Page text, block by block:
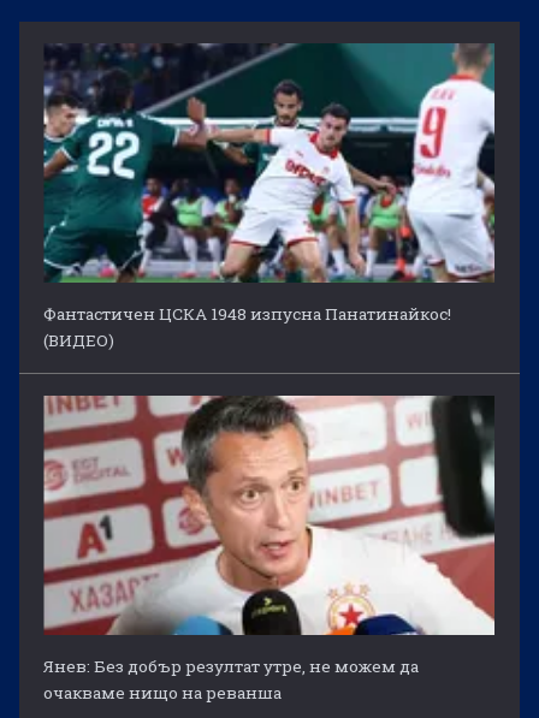
Фантастичен ЦСКА 1948 изпусна Панатинайкос!
(ВИДЕО)
Янев: Без добър резултат утре, не можем да
очакваме нищо на реванша